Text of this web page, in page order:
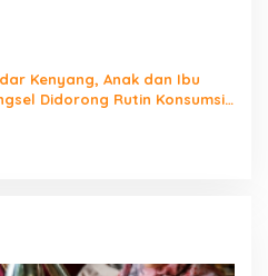
Kenyang, Anak dan Ibu
Didorong Rutin Konsumsi